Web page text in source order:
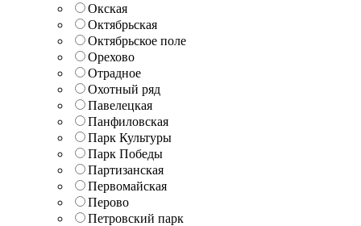
Окская
Октябрьская
Октябрьское поле
Орехово
Отрадное
Охотный ряд
Павелецкая
Панфиловская
Парк Культуры
Парк Победы
Партизанская
Первомайская
Перово
Петровский парк